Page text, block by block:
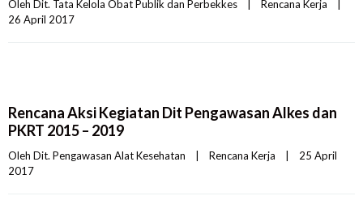
Oleh Dit. Tata Kelola Obat Publik dan Perbekkes Rencana Kerja
26 April 2017
Rencana Aksi Kegiatan Dit Pengawasan Alkes dan
PKRT 2015 – 2019
Oleh Dit. Pengawasan Alat Kesehatan Rencana Kerja
25 April
2017